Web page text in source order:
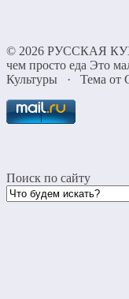
© 2026 РУССКАЯ
чем просто еда Это
Культуры
· Тема от
Поиск по сайту